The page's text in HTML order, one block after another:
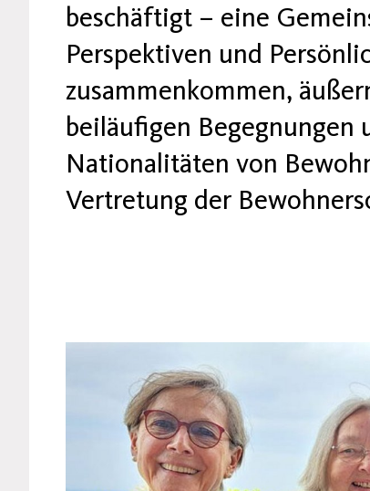
beschäftigt – eine
Perspektiven und
zusammenkommen,
beiläufigen Begegnungen
Nationalitäten von
Vertretung der